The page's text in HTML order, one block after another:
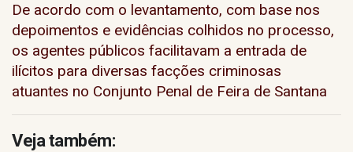
De acordo com o levantamento, com base nos
depoimentos e evidências colhidos no processo,
os agentes públicos facilitavam a entrada de
ilícitos para diversas facções criminosas
atuantes no Conjunto Penal de Feira de Santana
Veja também: